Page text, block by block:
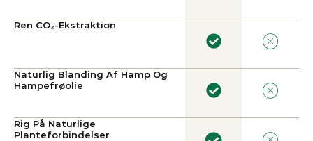
Ren CO₂-Ekstraktion
Naturlig Blanding Af Hamp Og
Hampefrøolie
Rig På Naturlige
Planteforbindelser